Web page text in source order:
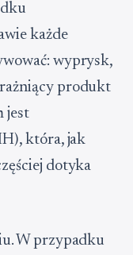
każde
wyprysk,
produkt
jest
która, jak
dotyka
W przypadku